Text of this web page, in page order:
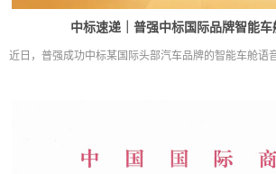
中标速递｜普强中标国际品牌智能车
近日，普强成功中标某国际头部汽车品牌的智能车舱语